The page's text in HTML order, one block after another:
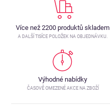
Více než 2200 produktů skladem
A DALŠÍ TISÍCE POLOŽEK NA OBJEDNÁVKU.
Výhodné nabídky
ČASOVĚ OMEZENÉ AKCE NA ZBOŽÍ